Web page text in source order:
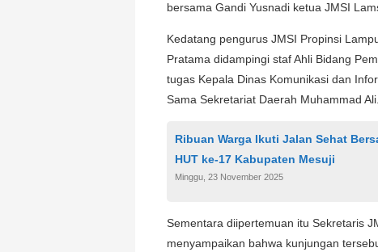
bersama Gandi Yusnadi ketua JMSI
Kedatang pengurus JMSI Propinsi
Pratama didampingi staf Ahli Bidang
tugas Kepala Dinas Komunikasi dan
Sama Sekretariat Daerah Muhammad Ali.
Ribuan Warga Ikuti Jalan Sehat
HUT ke-17 Kabupaten Mesuji
Minggu, 23 November 2025
Sementara diipertemuan itu Sekretaris
menyampaikan bahwa kunjungan